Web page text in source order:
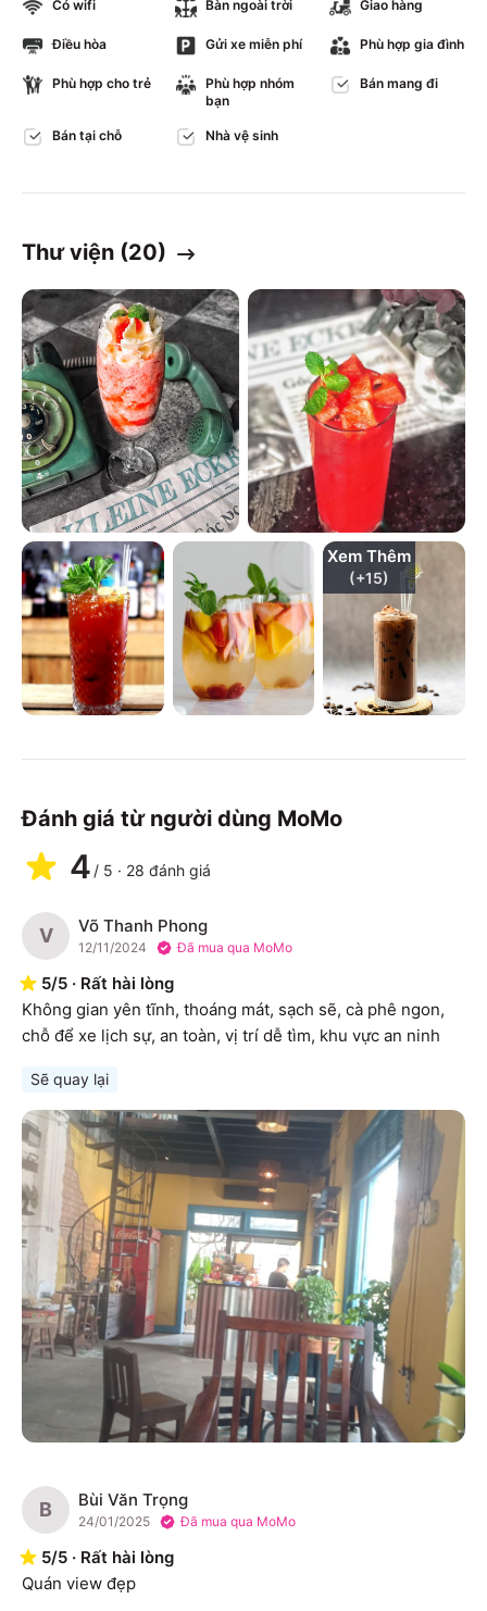
Có wifi Bàn ngoài trời Giao hàng
Điều hòa Gửi xe miễn phí Phù hợp gia đình
Phù hợp cho trẻ
Phù hợp nhóm
bạn
Bán mang đi
Bán tại chỗ Nhà vệ sinh
Thư viện (20)
Xem Thêm
(+15)
Đánh giá từ người dùng MoMo
4 / 5 · 28 đánh giá
V Võ Thanh Phong
12/11/2024 Đã mua qua MoMo
5/5 · Rất hài lòng
Không gian yên tĩnh, thoáng mát, sạch sẽ, cà phê ngon,
chỗ để xe lịch sự, an toàn, vị trí dễ tìm, khu vực an ninh
Sẽ quay lại
B Bùi Văn Trọng
24/01/2025 Đã mua qua MoMo
5/5 · Rất hài lòng
Quán view đẹp